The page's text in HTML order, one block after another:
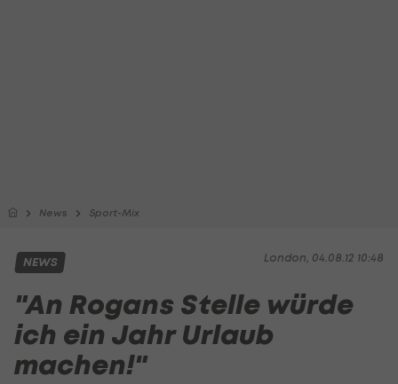
News Sport-Mix
London, 04.08.12 10:48
NEWS
"An Rogans Stelle würde
ich ein Jahr Urlaub
machen!"